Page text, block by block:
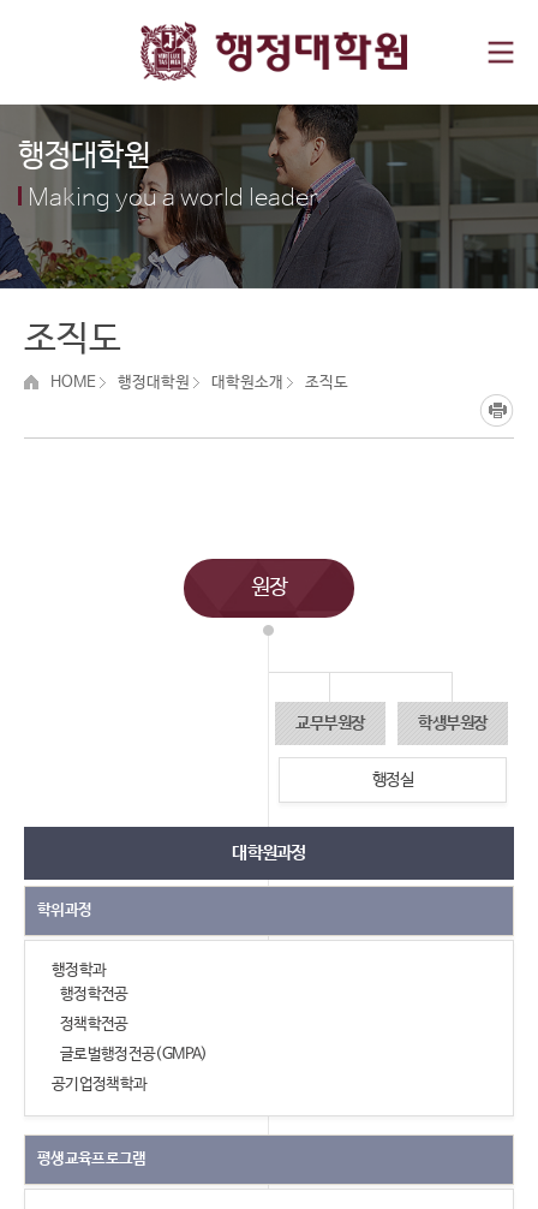
행정대학원
Making you a world leader
조직도
HOME 행정대학원 대학원소개 조직도
원장
교무부원장 학생부원장
행정실
대학원과정
학위과정
행정학과
행정학전공
정책학전공
글로벌행정전공(GMPA)
공기업정책학과
평생교육프로그램